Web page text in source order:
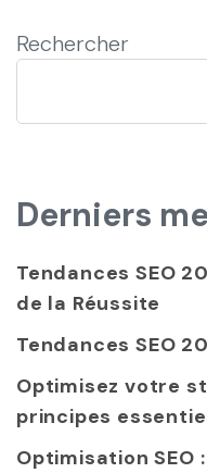
Rechercher
Derniers
Tendances SEO
de la Réussite
Tendances SEO
Optimisez votre
principes
Optimisation SEO